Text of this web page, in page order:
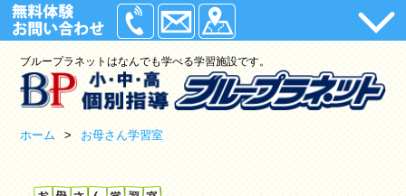
ホーム
小学生
入塾の流れ
ブループラネットはなんでも学べる学習施設です。
ホーム > お母さん学習室